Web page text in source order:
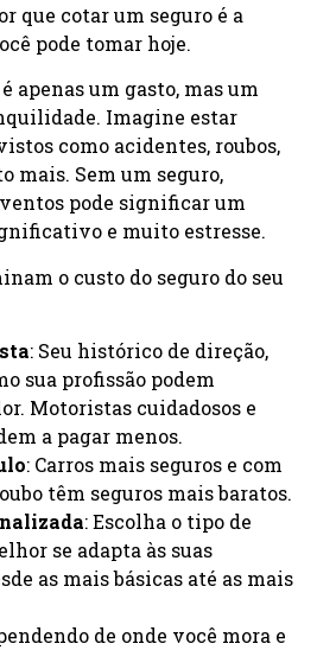
que cotar um seguro é a
pode tomar hoje.
apenas um gasto, mas um
Imagine estar
como acidentes, roubos,
mais. Sem um seguro,
pode significar um
e muito estresse.
o custo do seguro do seu
: Seu histórico de direção,
sua profissão podem
Motoristas cuidadosos e
a pagar menos.
: Carros mais seguros e com
têm seguros mais baratos.
: Escolha o tipo de
se adapta às suas
as mais básicas até as mais
de onde você mora e